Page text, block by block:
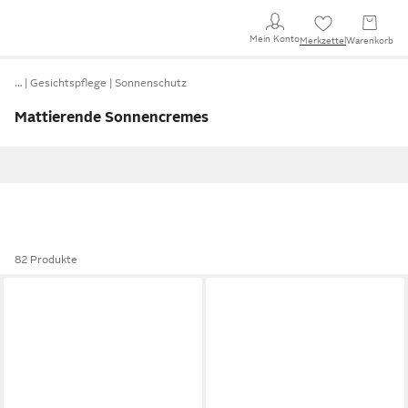
Mein KontoMerkzettel Warenkorb
… Gesichtspflege Sonnenschutz
Mattierende Sonnencremes
82 Produkte